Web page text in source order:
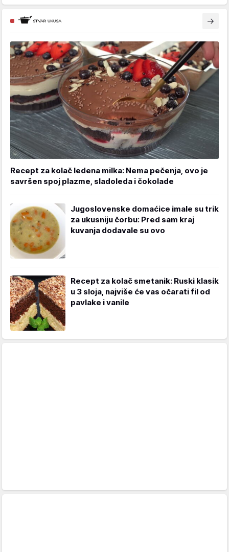
Recept za kolač ledena milka: Nema pečenja, ovo je
savršen spoj plazme, sladoleda i čokolade
Jugoslovenske domaćice imale su trik
za ukusniju čorbu: Pred sam kraj
kuvanja dodavale su ovo
Recept za kolač smetanik: Ruski klasik
u 3 sloja, najviše će vas očarati fil od
pavlake i vanile